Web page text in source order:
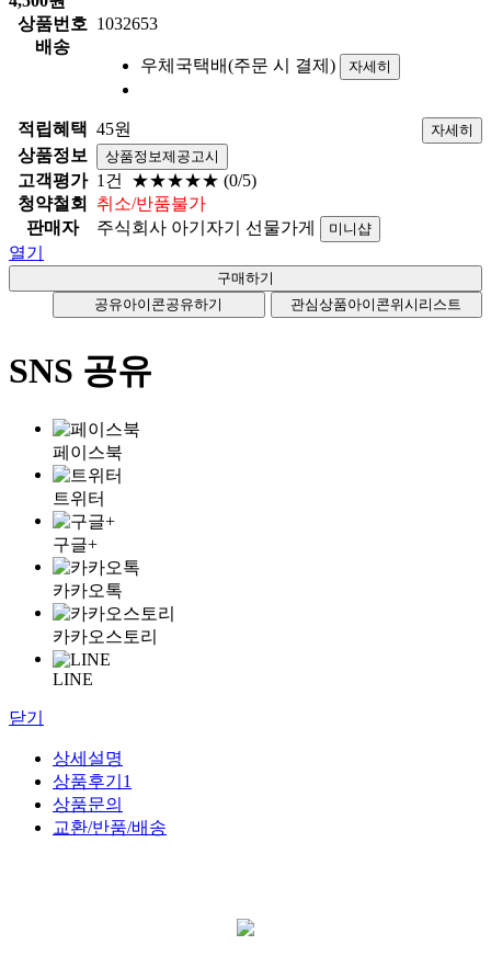
상품번호 1032653
배송
우체국택배(주문 시 결제)
자세히
적립혜택 45원 자세히
상품정보 상품정보제공고시
고객평가 1건 ★★★★★ (0/5)
청약철회
취소/반품불가
판매자
주식회사 아기자기 선물가게 미니샵
열기
공유아이콘공유하기 관심상품아이콘위시리스트
SNS 공유
페이스북
트위터
구글+
카카오톡
카카오스토리
LINE
닫기
상세설명
상품후기 1
상품문의
교환/반품/배송